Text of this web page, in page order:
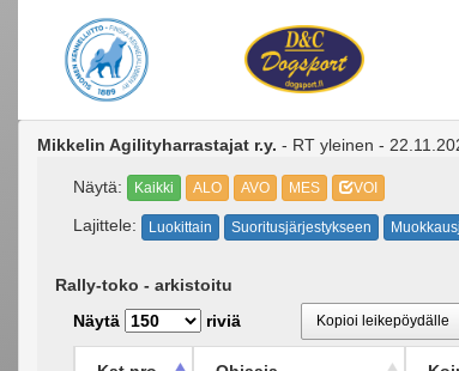
Mikkelin Agilityharrastajat r.y. - RT yleinen -
Näytä: Kaikki ALO AVO MES VOI
Lajittele: Luokittain Suoritusjärjestykseen
Rally-toko - arkistoitu
Näytä
riviä Kopioi leikepöydälle